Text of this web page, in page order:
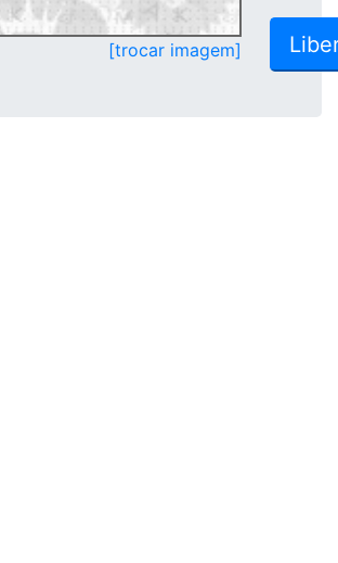
[trocar imagem]